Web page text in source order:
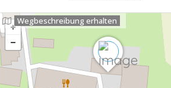
Wegbeschreibung erhalten